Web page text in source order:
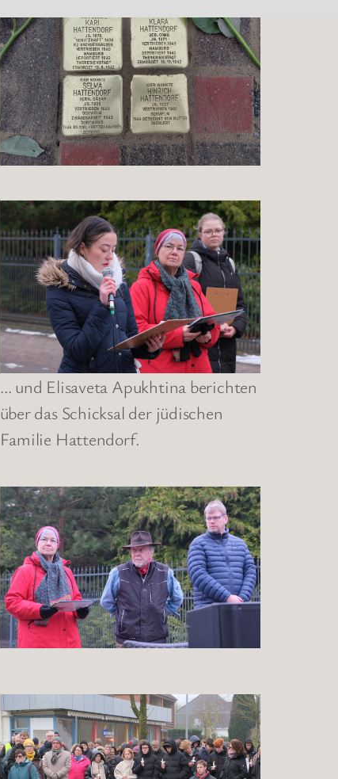
… und Elisaveta Apukhtina berichten
über das Schicksal der jüdischen
Familie Hattendorf.